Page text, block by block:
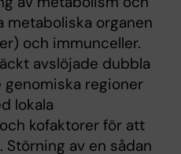
organen
och immunceller.
avslöjade dubbla
regioner
lokala
kofaktorer för att
. Störning av en sådan